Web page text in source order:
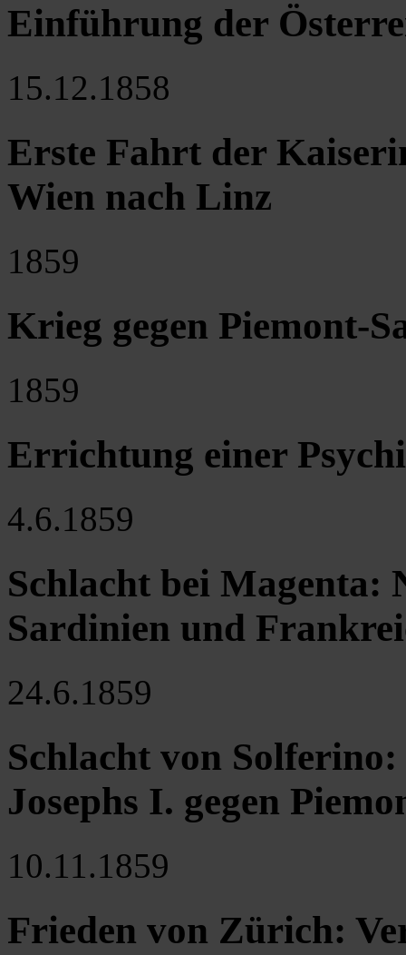
Einführung der
15.12.1858
Erste Fahrt der
Wien nach Linz
1859
Krieg gegen Piemont-
1859
Errichtung einer
4.6.1859
Schlacht bei Magenta:
Sardinien und
24.6.1859
Schlacht von
Josephs I. gegen
10.11.1859
Frieden von Zürich: